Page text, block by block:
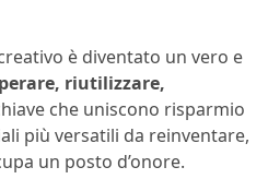
è diventato un vero e
riutilizzare,
che uniscono risparmio
più versatili da reinventare,
un posto d’onore.